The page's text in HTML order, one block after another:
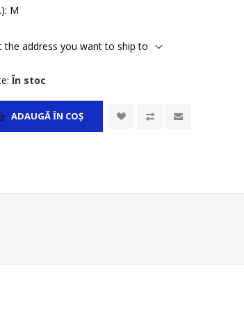
M
the address you want to ship to
În stoc
ADAUGĂ ȊN COŞ